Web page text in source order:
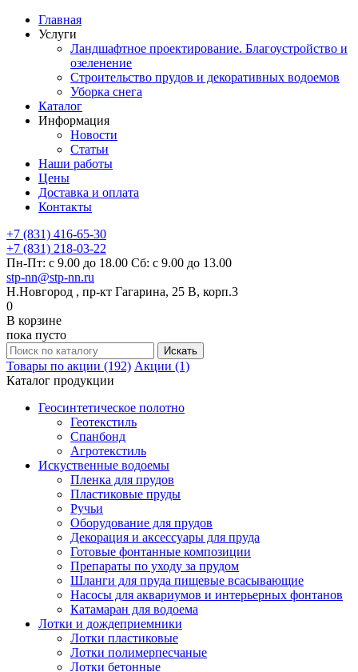
Главная
Услуги
Ландшафтное проектирование. Благоустройство и
озеленение
Строительство прудов и декоративных водоемов
Уборка снега
Каталог
Информация
Новости
Статьи
Наши работы
Цены
Доставка и оплата
Контакты
+7 (831) 416-65-30
+7 (831) 218-03-22
Пн-Пт: с 9.00 до 18.00 Сб: с 9.00 до 13.00
stp-nn@stp-nn.ru
Н.Новгород , пр-кт Гагарина, 25 В, корп.3
0
В корзине
пока пусто
Товары по акции (192) Акции (1)
Каталог продукции
Геосинтетическое полотно
Геотекстиль
Спанбонд
Агротекстиль
Искуственные водоемы
Пленка для прудов
Пластиковые пруды
Ручьи
Оборудование для прудов
Декорация и аксессуары для пруда
Готовые фонтанные композиции
Препараты по уходу за прудом
Шланги для пруда пищевые всасывающие
Насосы для аквариумов и интерьерных фонтанов
Катамаран для водоема
Лотки и дождеприемники
Лотки пластиковые
Лотки полимерпесчаные
Лотки бетонные